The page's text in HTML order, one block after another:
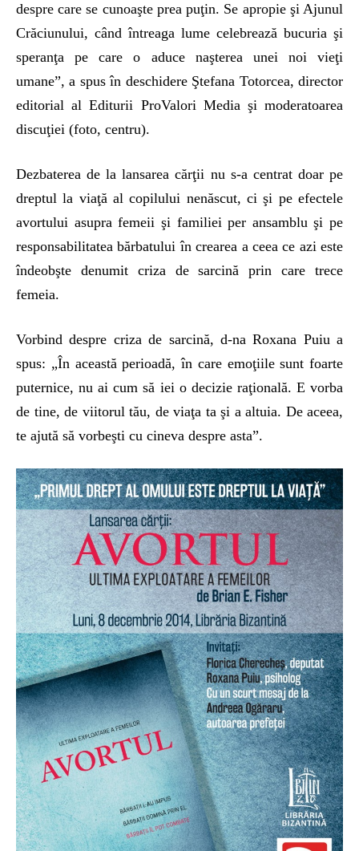
despre care se cunoaşte prea puţin. Se apropie şi Ajunul
Crăciunului, când întreaga lume celebrează bucuria şi
speranţa pe care o aduce naşterea unei noi vieţi
umane”, a spus în deschidere Ştefana Totorcea, director
editorial al Editurii ProValori Media şi moderatoarea
discuţiei (foto, centru).
Dezbaterea de la lansarea cărţii nu s-a centrat doar pe
dreptul la viaţă al copilului nenăscut, ci şi pe efectele
avortului asupra femeii şi familiei per ansamblu şi pe
responsabilitatea bărbatului în crearea a ceea ce azi este
îndeobşte denumit criza de sarcină prin care trece
femeia.
Vorbind despre criza de sarcină, d-na Roxana Puiu a
spus: „În această perioadă, în care emoţiile sunt foarte
puternice, nu ai cum să iei o decizie raţională. E vorba
de tine, de viitorul tău, de viaţa ta şi a altuia. De aceea,
te ajută să vorbeşti cu cineva despre asta”.